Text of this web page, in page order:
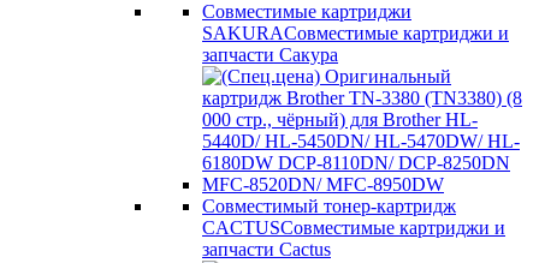
Совместимые картриджи
SAKURAСовместимые картриджи и
запчасти Сакура
Совместимый тонер-картридж
CACTUSСовместимые картриджи и
запчасти Cactus